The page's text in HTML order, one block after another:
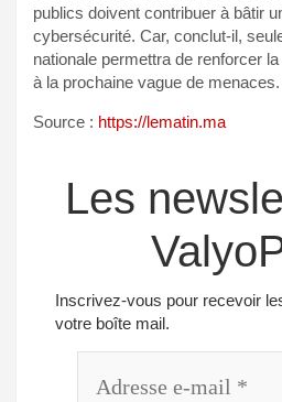
publics doivent contribuer à bâtir
cybersécurité. Car, conclut-il,
nationale permettra de renforcer
à la prochaine vague de menaces.
Source : https://lematin.ma
Les
Inscrivez-vous pour recevoir
votre boîte mail.